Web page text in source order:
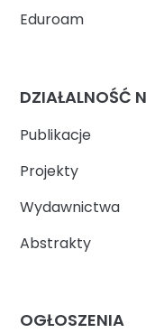
Eduroam
DZIAŁALNOŚĆ
Publikacje
Projekty
Wydawnictwa
Abstrakty
OGŁOSZENIA